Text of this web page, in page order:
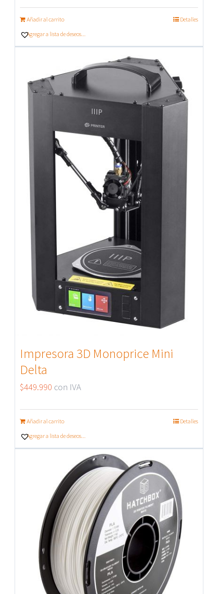
Añadir al carrito
Detalles
Agregar a lista de deseos...
Impresora 3D Monoprice Mini
Delta
$449.990 con IVA
Añadir al carrito
Detalles
Agregar a lista de deseos...